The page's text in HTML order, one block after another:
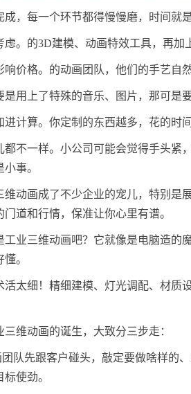
，每一个环节都得慢慢磨，时间就是
。的3D建模、动画特效工具，再加
价格。的动画团队，他们的手艺自然
用上了特殊的音乐、图片，那可是
计算。你定制的东西越多，花的时
都不一样。小公司可能会觉得手头
事。
动画成了不少企业的宠儿，特别是
道和行情，保准让你心里有谱。
业三维动画吧？它就像是电脑造
。
太细！精细建模、灯光调配、材质
维动画的诞生，大致分三步走：
队先跟客户碰头，敲定要做啥样的
使劲。